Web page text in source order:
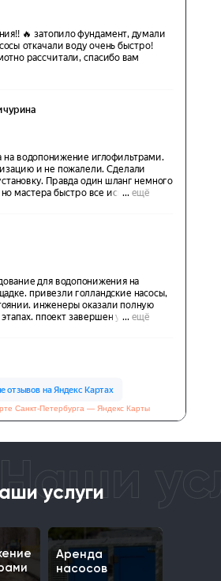
Санкт-Петербурга — Яндекс Карты
услуги
Аренда
насосов